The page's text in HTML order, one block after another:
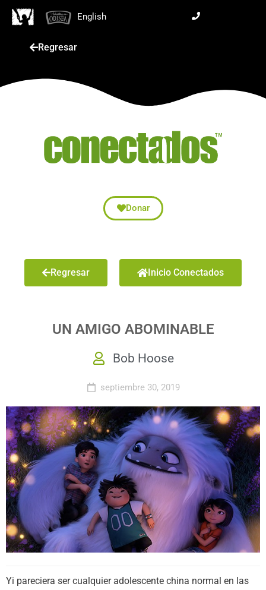
English
Regresar
Donar
Regresar Inicio Conectados
UN AMIGO ABOMINABLE
Bob Hoose
septiembre 30, 2019
Yi pareciera ser cualquier adolescente china normal en las